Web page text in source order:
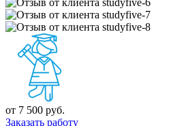
от 7 500 руб.
Заказать работу